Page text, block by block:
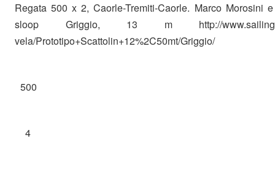
Regata 500 x 2, Caorle-Tremiti-Caorle. Marco Morosini
sloop Griggio, 13 m http://
vela/Prototipo+Scattolin+12%2C50mt/Griggio/
500
4